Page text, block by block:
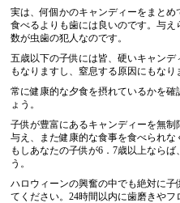
実は、何個かのキャンディーをまと
食べるよりも歯には良いのです。与
数が虫歯の犯人なのです。
五歳以下の子供には皆、硬いキャン
もなりますし、窒息する原因にもなり
常に健康的な夕食を摂れているかを
ょう。
子供が豊富にあるキャンディーを無
与え、また健康的な食事を食べられ
もしあなたの子供が6．7歳以上なら
う。
ハロウィーンの興奮の中でも絶対に
てください。24時間以内に歯磨きや